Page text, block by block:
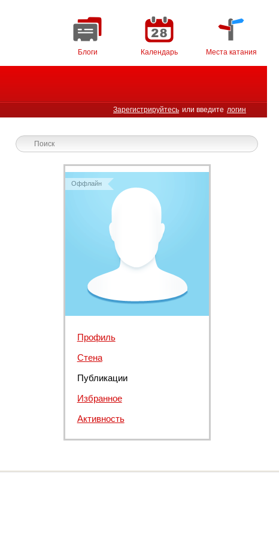
Блоги Календарь Места катания
Зарегистрируйтесь или введите логин
Оффлайн
Профиль
Стена
Публикации
Избранное
Активность